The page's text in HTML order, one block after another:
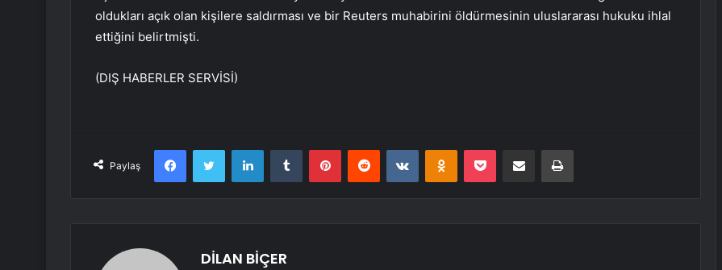
oldukları açık olan kişilere saldırması ve bir Reuters muhabirini öldürmesinin uluslararası hukuku ihlal
ettiğini belirtmişti.
(DIŞ HABERLER SERVİSİ)
Paylaş
FacebookTwitter LinkedInTumblr PinterestReddit VKontakteOdnoklassniki
Pocket E-Posta ile paylaş Yazdır
DİLAN BİÇER